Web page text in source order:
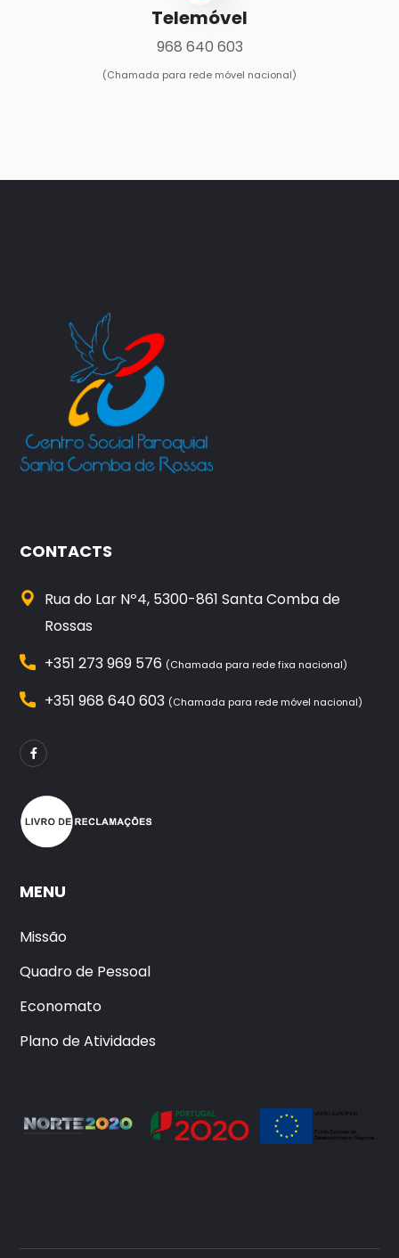
Telemóvel
968 640 603
(Chamada para rede móvel nacional)
CONTACTS
Rua do Lar Nº4, 5300-861 Santa Comba de
Rossas
+351 273 969 576 (Chamada para rede fixa nacional)
+351 968 640 603 (Chamada para rede móvel nacional)
MENU
Missão
Quadro de Pessoal
Economato
Plano de Atividades